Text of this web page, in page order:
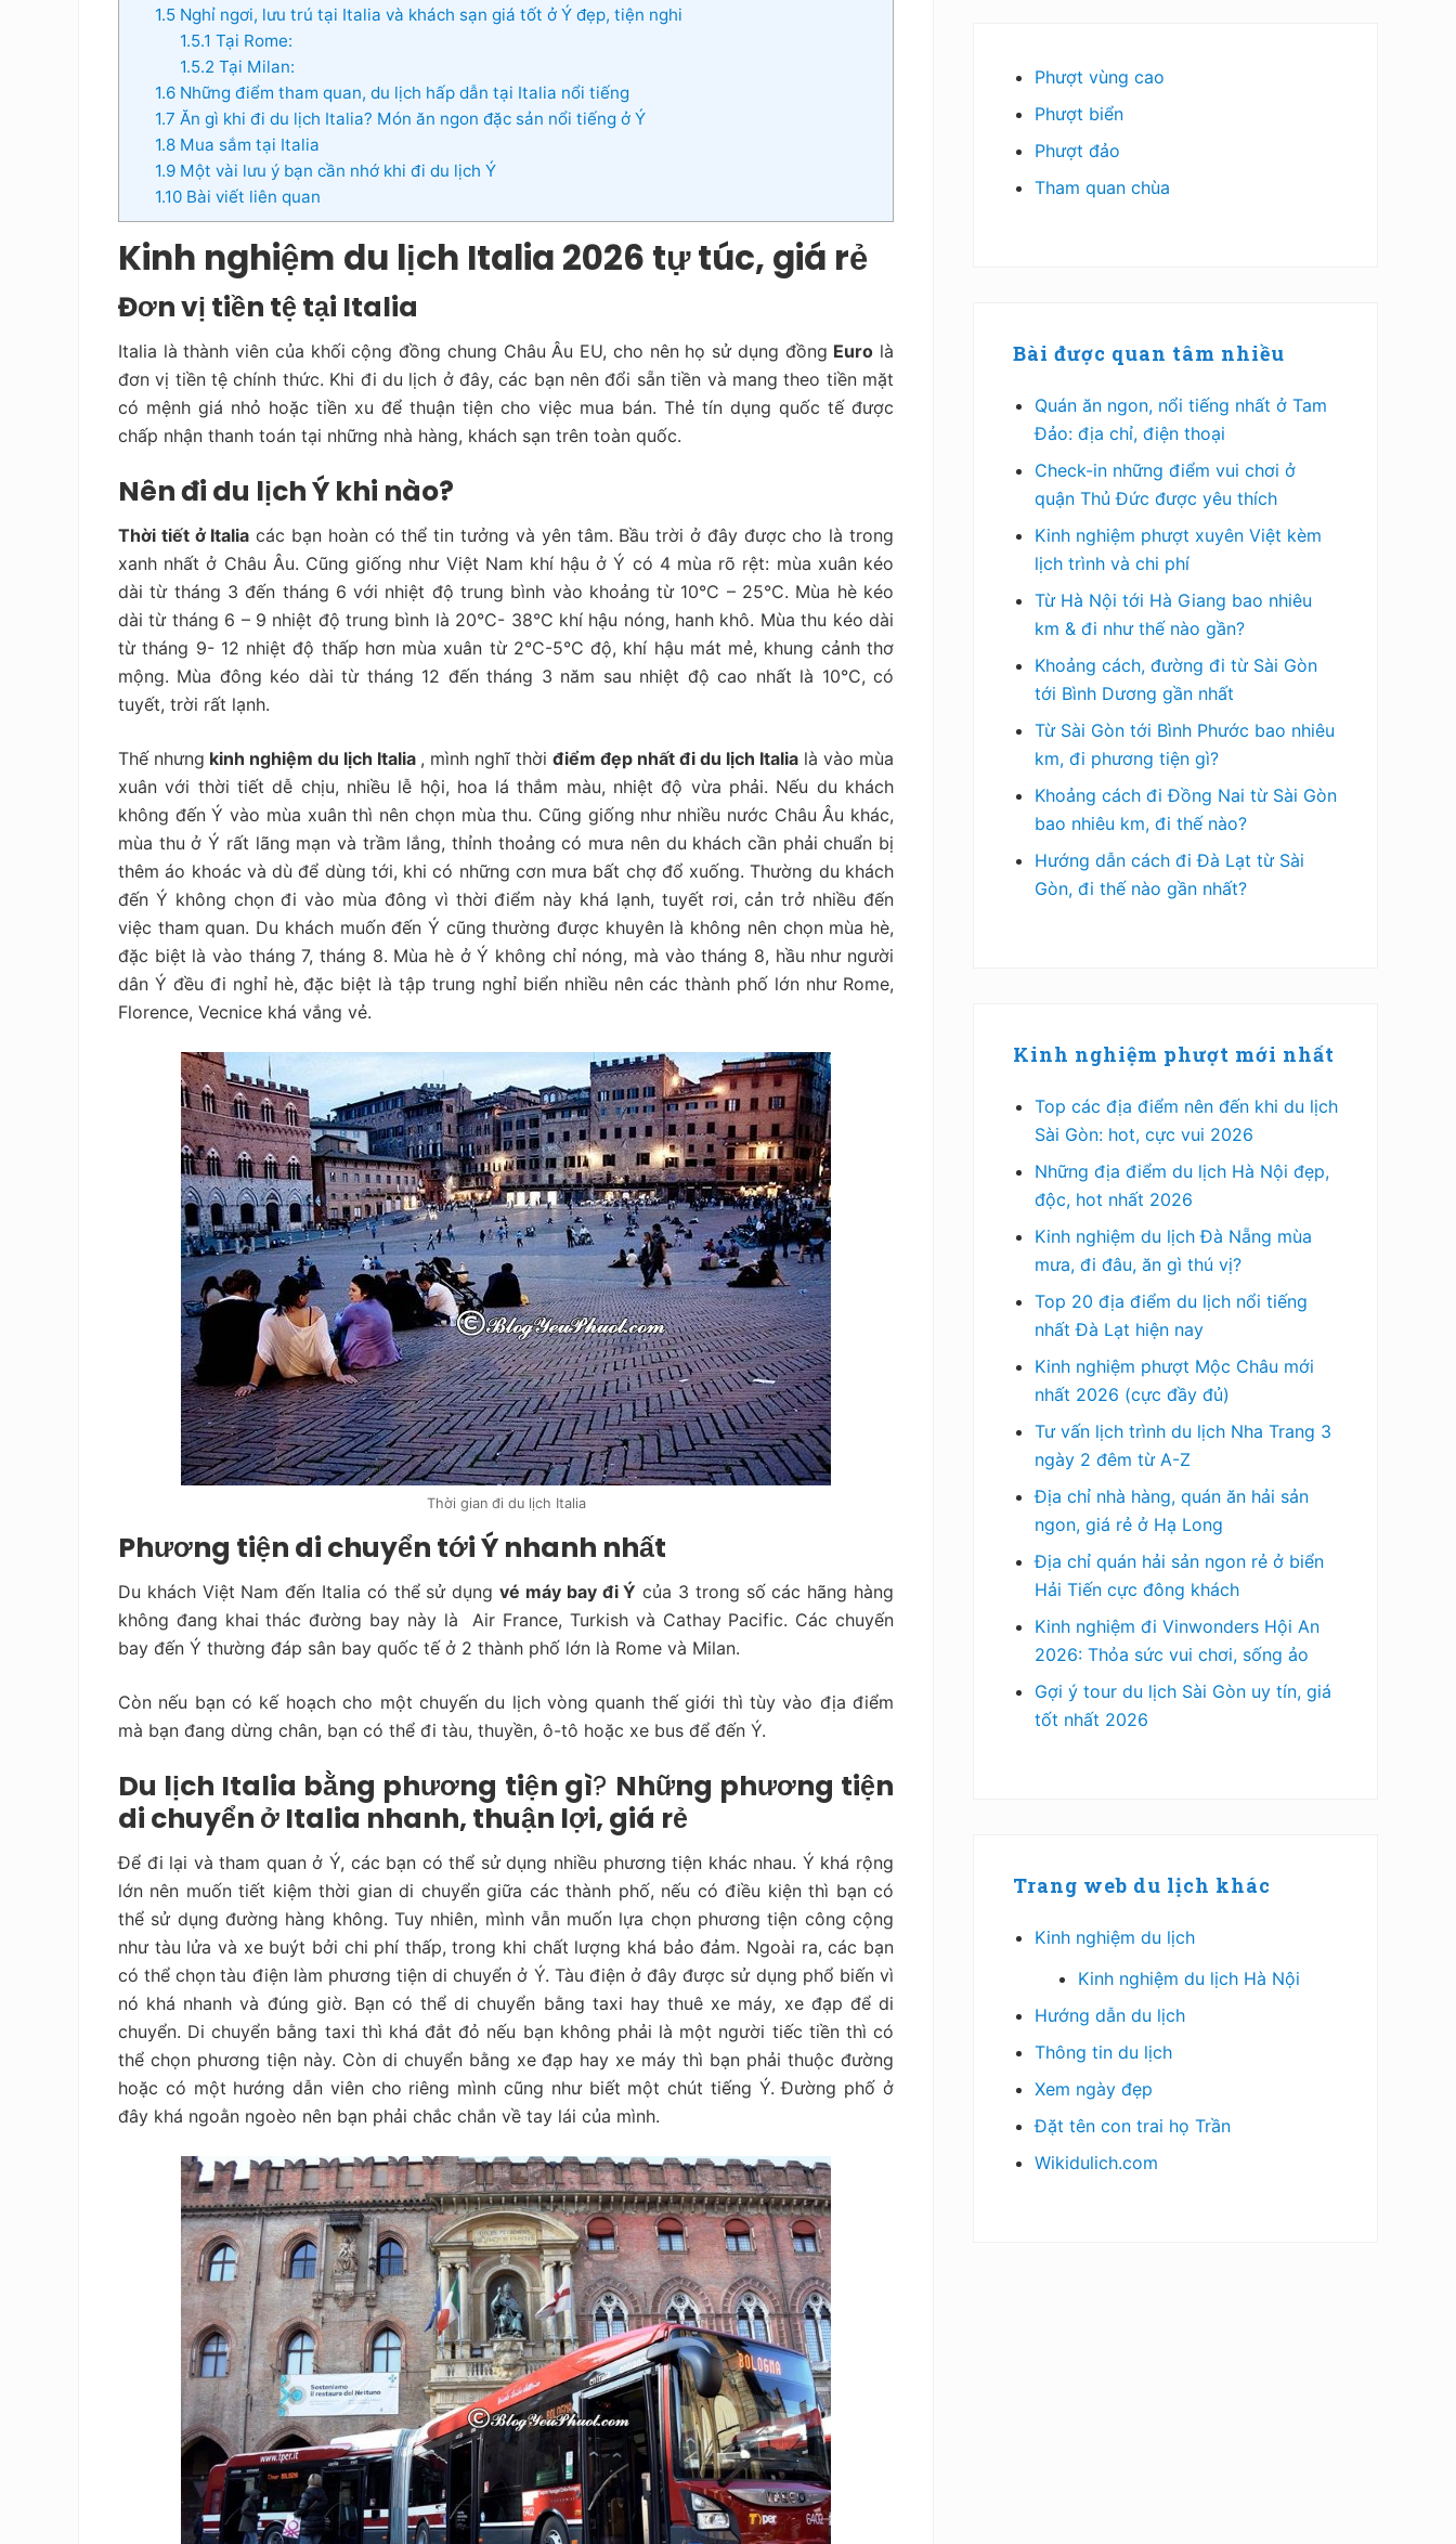
1.5Nghỉ ngơi, lưu trú tại Italia và khách sạn giá tốt ở Ý đẹp, tiện nghi
1.5.1 Tại Rome:
1.5.2 Tại Milan:
1.6Những điểm tham quan, du lịch hấp dẫn tại Italia nổi tiếng
1.7 Ăn gì khi đi du lịch Italia? Món ăn ngon đặc sản nổi tiếng ở Ý
1.8Mua sắm tại Italia
1.9Một vài lưu ý bạn cần nhớ khi đi du lịch Ý
1.10Bài viết liên quan
Kinh nghiệm du lịch Italia 2026 tự túc, giá rẻ
Đơn vị tiền tệ tại Italia
Italia là thành viên của khối cộng đồng chung Châu Âu EU, cho nên họ sử dụng đồng Euro là
đơn vị tiền tệ chính thức. Khi đi du lịch ở đây, các bạn nên đổi sẵn tiền và mang theo tiền mặt
có mệnh giá nhỏ hoặc tiền xu để thuận tiện cho việc mua bán. Thẻ tín dụng quốc tế được
chấp nhận thanh toán tại những nhà hàng, khách sạn trên toàn quốc.
Nên đi du lịch Ý khi nào?
Thời tiết ở Italia các bạn hoàn có thể tin tưởng và yên tâm. Bầu trời ở đây được cho là trong
xanh nhất ở Châu Âu. Cũng giống như Việt Nam khí hậu ở Ý có 4 mùa rõ rệt: mùa xuân kéo
dài từ tháng 3 đến tháng 6 với nhiệt độ trung bình vào khoảng từ 10°C – 25°C. Mùa hè kéo
dài từ tháng 6 – 9 nhiệt độ trung bình là 20°C- 38°C khí hậu nóng, hanh khô. Mùa thu kéo dài
từ tháng 9- 12 nhiệt độ thấp hơn mùa xuân từ 2°C-5°C độ, khí hậu mát mẻ, khung cảnh thơ
mộng. Mùa đông kéo dài từ tháng 12 đến tháng 3 năm sau nhiệt độ cao nhất là 10°C, có
tuyết, trời rất lạnh.
Thế nhưng kinh nghiệm du lịch Italia , mình nghĩ thời điểm đẹp nhất đi du lịch Italialà vào mùa
xuân với thời tiết dễ chịu, nhiều lễ hội, hoa lá thắm màu, nhiệt độ vừa phải. Nếu du khách
không đến Ý vào mùa xuân thì nên chọn mùa thu. Cũng giống như nhiều nước Châu Âu khác,
mùa thu ở Ý rất lãng mạn và trầm lắng, thỉnh thoảng có mưa nên du khách cần phải chuẩn bị
thêm áo khoác và dù để dùng tới, khi có những cơn mưa bất chợ đổ xuống. Thường du khách
đến Ý không chọn đi vào mùa đông vì thời điểm này khá lạnh, tuyết rơi, cản trở nhiều đến
việc tham quan. Du khách muốn đến Ý cũng thường được khuyên là không nên chọn mùa hè,
đặc biệt là vào tháng 7, tháng 8. Mùa hè ở Ý không chỉ nóng, mà vào tháng 8, hầu như người
dân Ý đều đi nghỉ hè, đặc biệt là tập trung nghỉ biển nhiều nên các thành phố lớn như Rome,
Florence, Vecnice khá vắng vẻ.
Thời gian đi du lịch Italia
Phương tiện di chuyển tới Ý nhanh nhất
Du khách Việt Nam đến Italia có thể sử dụngvé máy bay đi Ý của 3 trong số các hãng hàng
không đang khai thác đường bay này là Air France, Turkish và Cathay Pacific. Các chuyến
bay đến Ý thường đáp sân bay quốc tế ở 2 thành phố lớn là Rome và Milan.
Còn nếu bạn có kế hoạch cho một chuyến du lịch vòng quanh thế giới thì tùy vào địa điểm
mà bạn đang dừng chân, bạn có thể đi tàu, thuyền, ô-tô hoặc xe bus để đến Ý.
Du lịch Italia bằng phương tiện gì? Những phương tiện
di chuyển ở Italia nhanh, thuận lợi, giá rẻ
Để đi lại và tham quan ở Ý, các bạn có thể sử dụng nhiều phương tiện khác nhau. Ý khá rộng
lớn nên muốn tiết kiệm thời gian di chuyển giữa các thành phố, nếu có điều kiện thì bạn có
thể sử dụng đường hàng không. Tuy nhiên, mình vẫn muốn lựa chọn phương tiện công cộng
như tàu lửa và xe buýt bởi chi phí thấp, trong khi chất lượng khá bảo đảm. Ngoài ra, các bạn
có thể chọn tàu điệnlàm phương tiện di chuyển ở Ý. Tàu điện ở đây được sử dụng phổ biến vì
nó khá nhanh và đúng giờ. Bạn có thể di chuyển bằng taxi hay thuê xe máy, xe đạp để di
chuyển. Di chuyển bằng taxi thì khá đắt đỏ nếu bạn không phải là một người tiếc tiền thì có
thể chọn phương tiện này. Còn di chuyển bằng xe đạp hay xe máy thì bạn phải thuộc đường
hoặc có một hướng dẫn viên cho riêng mình cũng như biết một chút tiếng Ý. Đường phố ở
đây khá ngoằn ngoèo nên bạn phải chắc chắn về tay lái của mình.
Phượt vùng cao
Phượt biển
Phượt đảo
Tham quan chùa
Bài được quan tâm nhiều
Quán ăn ngon, nổi tiếng nhất ở Tam
Đảo: địa chỉ, điện thoại
Check-in những điểm vui chơi ở
quận Thủ Đức được yêu thích
Kinh nghiệm phượt xuyên Việt kèm
lịch trình và chi phí
Từ Hà Nội tới Hà Giang bao nhiêu
km & đi như thế nào gần?
Khoảng cách, đường đi từ Sài Gòn
tới Bình Dương gần nhất
Từ Sài Gòn tới Bình Phước bao nhiêu
km, đi phương tiện gì?
Khoảng cách đi Đồng Nai từ Sài Gòn
bao nhiêu km, đi thế nào?
Hướng dẫn cách đi Đà Lạt từ Sài
Gòn, đi thế nào gần nhất?
Kinh nghiệm phượt mới nhất
Top các địa điểm nên đến khi du lịch
Sài Gòn: hot, cực vui 2026
Những địa điểm du lịch Hà Nội đẹp,
độc, hot nhất 2026
Kinh nghiệm du lịch Đà Nẵng mùa
mưa, đi đâu, ăn gì thú vị?
Top 20 địa điểm du lịch nổi tiếng
nhất Đà Lạt hiện nay
Kinh nghiệm phượt Mộc Châu mới
nhất 2026 (cực đầy đủ)
Tư vấn lịch trình du lịch Nha Trang 3
ngày 2 đêm từ A-Z
Địa chỉ nhà hàng, quán ăn hải sản
ngon, giá rẻ ở Hạ Long
Địa chỉ quán hải sản ngon rẻ ở biển
Hải Tiến cực đông khách
Kinh nghiệm đi Vinwonders Hội An
2026: Thỏa sức vui chơi, sống ảo
Gợi ý tour du lịch Sài Gòn uy tín, giá
tốt nhất 2026
Trang web du lịch khác
Kinh nghiệm du lịch
Kinh nghiệm du lịch Hà Nội
Hướng dẫn du lịch
Thông tin du lịch
Xem ngày đẹp
Đặt tên con trai họ Trần
Wikidulich.com